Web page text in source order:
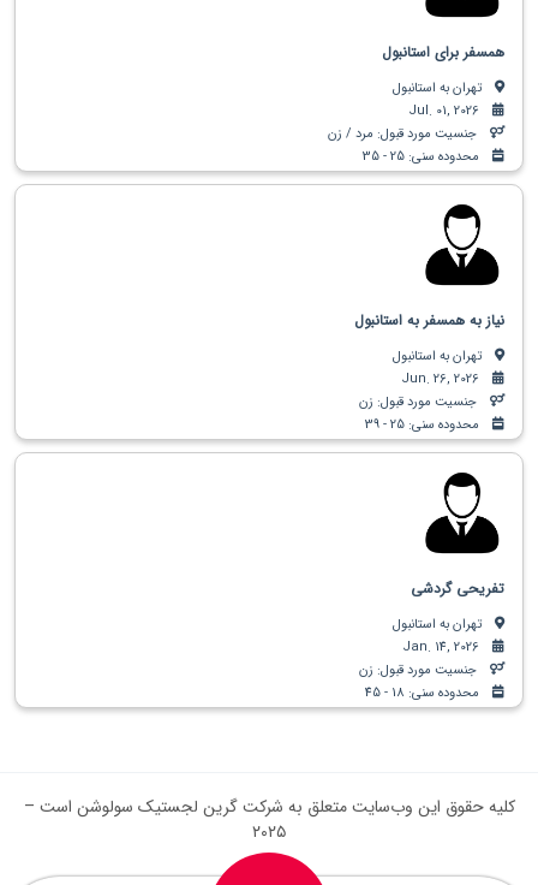
همسفر برای استانبول
تهران به استانبول
نیاز به همسفر به استانبول
تهران به استانبول
تفریحی گردشی
تهران به استانبول
کلیه حقوق این وب‌سایت متعلق به شرکت گرین لجستیک سولوشن است –
۲۰۲۵